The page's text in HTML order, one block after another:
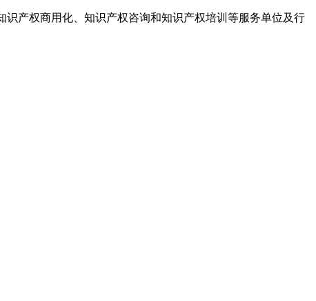
产权商用化、知识产权咨询和知识产权培训等服务单位及行